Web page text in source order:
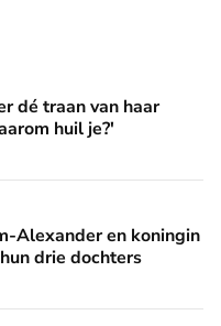
haar moeder: 'Mama
dé traan van haar
huil je?'
koningin Máxima leren
Alexander en koningin
drie dochters